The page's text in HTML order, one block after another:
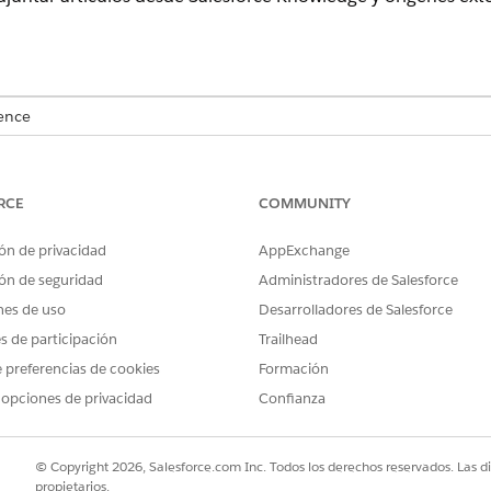
para servicios de TI
la configuración en la página Configuración de Knowledge
Knowledge para servicios de TI
Knowledge para ver, buscar y adjuntar artículos de Salesforce
de privacidad
de seguridad
de uso
de participación
preferencias de cookies
opciones de privacidad
COMMUNITY
AppExchange
Administradores de Salesforce
Desarrolladores de Salesforce
Trailhead
Formación
Confianza
© Copyright 2026, Salesforce.com Inc. Todos los derechos reservados. Las
propietarios.